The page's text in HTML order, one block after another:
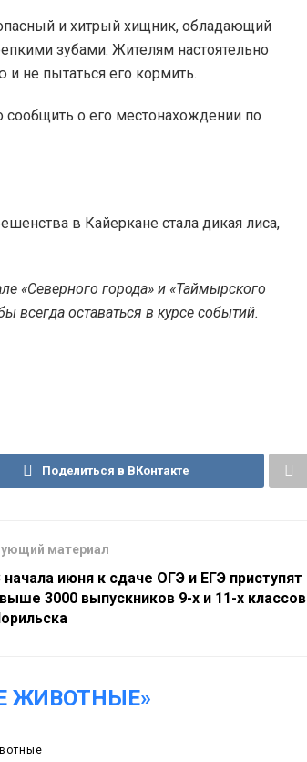
и хитрый хищник, обладающий
зубами. Жителям настоятельно
не пытаться его кормить.
о его местонахождении по
в Кайеркане стала дикая лиса,
«Северного города» и «Таймырского
всегда оставаться в курсе событий.
Поделиться в ВКонтакте
материал
начала июня к сдаче ОГЭ и ЕГЭ приступят
3000 выпускников 9-х и 11-х классов
ЖИВОТНЫЕ»